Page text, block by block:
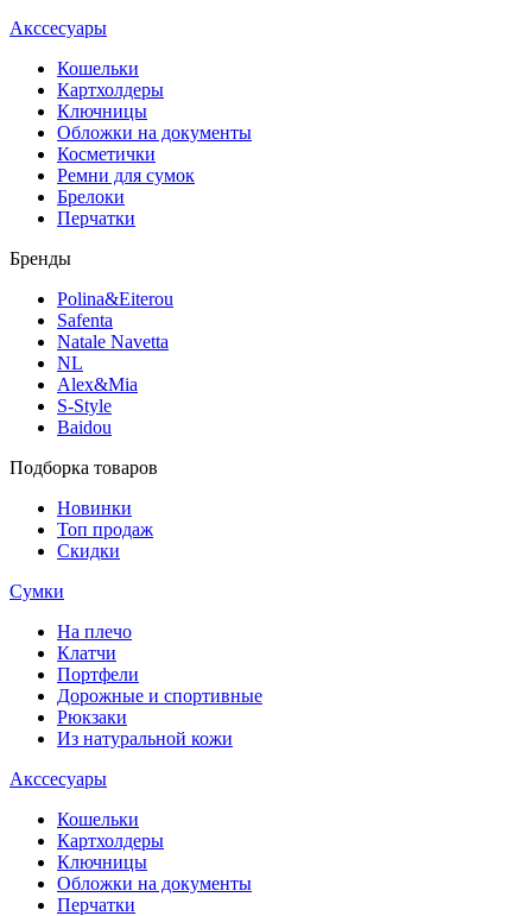
Акссесуары
Кошельки
Картхолдеры
Ключницы
Обложки на документы
Косметички
Ремни для сумок
Брелоки
Перчатки
Бренды
Polina&Eiterou
Safenta
Natale Navetta
NL
Alex&Mia
S-Style
Baidou
Подборка товаров
Новинки
Топ продаж
Скидки
Сумки
На плечо
Клатчи
Портфели
Дорожные и спортивные
Рюкзаки
Из натуральной кожи
Акссесуары
Кошельки
Картхолдеры
Ключницы
Обложки на документы
Перчатки